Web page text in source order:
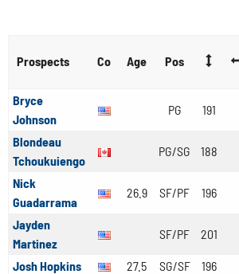
Prospects Co Age Pos
Bryce
Johnson
PG 191
Blondeau
Tchoukuiengo
PG/SG 188
Nick
Guadarrama
26.9 SF/PF 196
Jayden
Martinez
SF/PF 201
Josh Hopkins 27.5 SG/SF 196